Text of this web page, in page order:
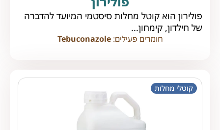
פולירון הוא קוטל מחלות סיסטמי המיועד להדברה
של חילדון, קימחון...
חומרים פעילים:Tebuconazole
קוטלי מחלות